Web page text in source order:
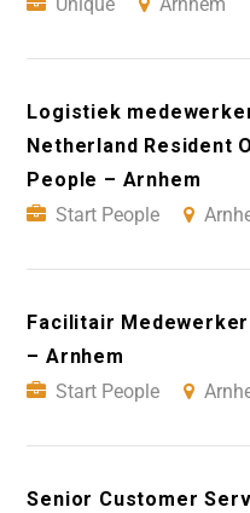
Unique
Arnhem
Logistiek
Netherland Resident
People – Arnhem
Start People
Facilitair
– Arnhem
Start People
Senior Customer